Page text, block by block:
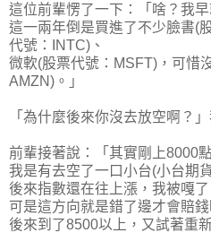
這位前輩愣了一下：「啥？我早
這一兩年倒是買進了不少臉書(
代號：INTC)、
微軟(股票代號：MSFT)，可惜
AMZN)。」
「為什麼後來你沒去放空啊？
前輩接著說：「其實剛上8000
我是有去空了一口小台(小台期
後來指數還在往上漲，我被嘎了
可是這方向就是錯了邊才會賠
後來到了8500以上，又試著重